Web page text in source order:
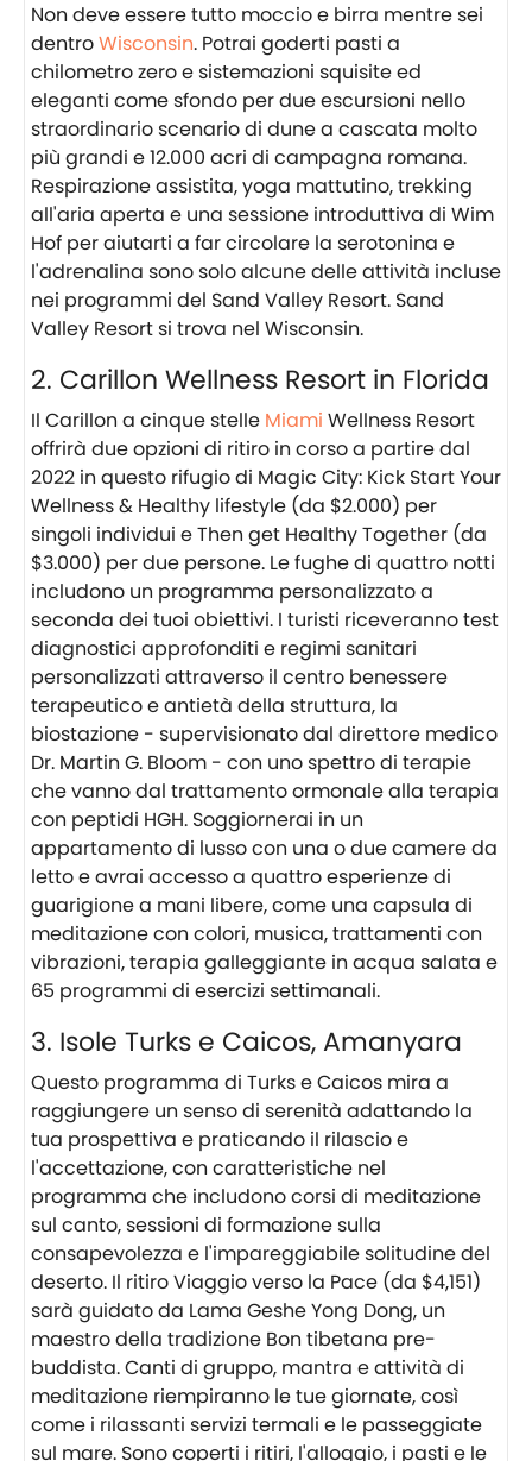
Non deve essere tutto moccio e birra mentre sei
dentroWisconsin. Potrai goderti pasti a
chilometro zero e sistemazioni squisite ed
eleganti come sfondo per due escursioni nello
straordinario scenario di dune a cascata molto
più grandi e 12.000 acri di campagna romana.
Respirazione assistita, yoga mattutino, trekking
all'aria aperta e una sessione introduttiva di Wim
Hof per aiutarti a far circolare la serotonina e
l'adrenalina sono solo alcune delle attività incluse
nei programmi del Sand Valley Resort. Sand
Valley Resort si trova nel Wisconsin.
2. Carillon Wellness Resort in Florida
Il Carillon a cinque stelle Miami Wellness Resort
offrirà due opzioni di ritiro in corso a partire dal
2022 in questo rifugio di Magic City: Kick Start Your
Wellness & Healthy lifestyle (da $2.000) per
singoli individui e Then get Healthy Together (da
$3.000) per due persone. Le fughe di quattro notti
includono un programma personalizzato a
seconda dei tuoi obiettivi. I turisti riceveranno test
diagnostici approfonditi e regimi sanitari
personalizzati attraverso il centro benessere
terapeutico e antietà della struttura, la
biostazione - supervisionato dal direttore medico
Dr. Martin G. Bloom - con uno spettro di terapie
che vanno dal trattamento ormonale alla terapia
con peptidi HGH. Soggiornerai in un
appartamento di lusso con una o due camere da
letto e avrai accesso a quattro esperienze di
guarigione a mani libere, come una capsula di
meditazione con colori, musica, trattamenti con
vibrazioni, terapia galleggiante in acqua salata e
65 programmi di esercizi settimanali.
3. Isole Turks e Caicos, Amanyara
Questo programma di Turks e Caicos mira a
raggiungere un senso di serenità adattando la
tua prospettiva e praticando il rilascio e
l'accettazione, con caratteristiche nel
programma che includono corsi di meditazione
sul canto, sessioni di formazione sulla
consapevolezza e l'impareggiabile solitudine del
deserto. Il ritiro Viaggio verso la Pace (da $4,151)
sarà guidato da Lama Geshe Yong Dong, un
maestro della tradizione Bon tibetana pre-
buddista. Canti di gruppo, mantra e attività di
meditazione riempiranno le tue giornate, così
come i rilassanti servizi termali e le passeggiate
sul mare. Sono coperti i ritiri, l'alloggio, i pasti e le